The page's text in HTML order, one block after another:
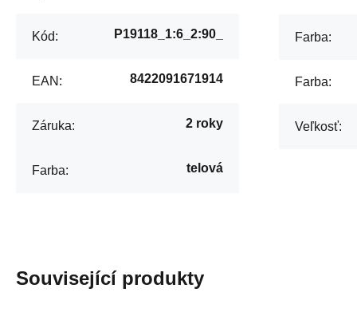
Kód: P19118_1:6_2:90_
EAN: 8422091671914
Záruka: 2 roky
Farba: telová
Farba:
Farba:
Veľkosť:
Související produkty